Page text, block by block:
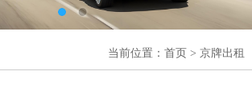
当前位置：首页 >京牌出租